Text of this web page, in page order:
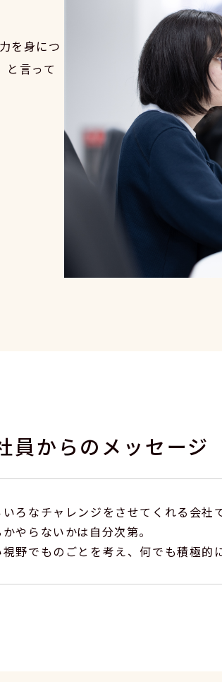
を身につ
と言って
員からの メッセージ
いろなチャレンジをさせてくれる会社
やらないかは自分次第。
視野でものごとを考え、何でも積極的